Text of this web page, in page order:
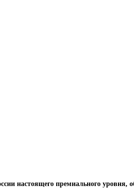
настоящего премиального